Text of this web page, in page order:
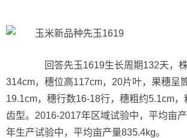
回答先玉1619生长周期132天，株
314cm，穗位高117cm，20片叶，果穗呈
19.1cm，穗行数16-18行，穗粗约5.1cm
齿型。2016-2017年区域试验中，平均亩
年生产试验中，平均亩产量835.4kg。